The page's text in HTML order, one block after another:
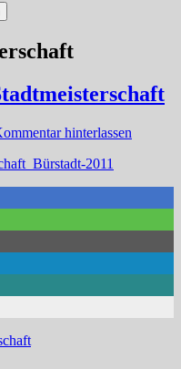
hinterlassen
2011